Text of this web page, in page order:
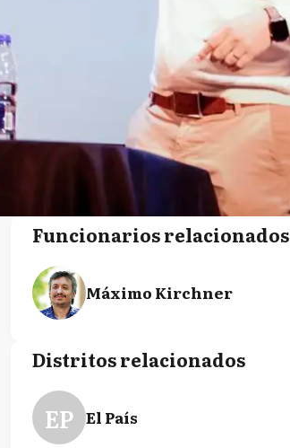
Funcionarios relacionados
Máximo Kirchner
Distritos relacionados
EP El País